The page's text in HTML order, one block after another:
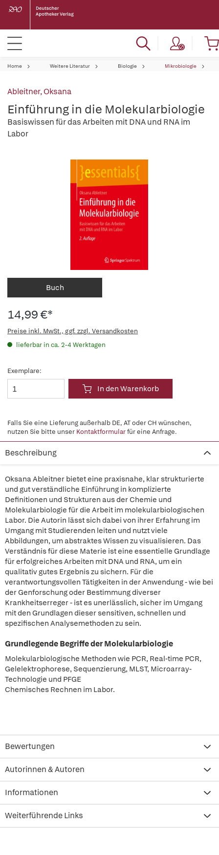
Home Weitere Literatur Biologie Mikrobiologie
Ableitner, Oksana
Einführung in die Molekularbiologie
Basiswissen für das Arbeiten mit DNA und RNA im
Labor
Buch
14,99 €*
Preise inkl. MwSt., ggf. zzgl. Versandkosten
lieferbar in ca. 2-4 Werktagen
Exemplare:
In den Warenkorb
Falls Sie eine Lieferung außerhalb DE, AT oder CH wünschen,
nutzen Sie bitte unser Kontaktformularfür eine Anfrage.
Beschreibung
Oksana Ableitner bietet eine praxisnahe, klar strukturierte
und gut verständliche Einführung in komplizierte
Definitionen und Strukturen aus der Chemie und
Molekularbiologie für die Arbeit im molekularbiologischen
Labor. Die Autorin lässt sich dabei von ihrer Erfahrung im
Umgang mit Studierenden leiten und nutzt viele
Abbildungen, um abstraktes Wissen zu visualisieren. Das
Verständnis für diese Materie ist eine essentielle Grundlage
für erfolgreiches Arbeiten mit DNA und RNA, um ein
qualitativ gutes Ergebnis zu sichern. Für die
verantwortungsvollen Tätigkeiten in der Anwendung - wie bei
der Genforschung oder Bestimmung diverser
Krankheitserreger - ist es unerlässlich, sicher im Umgang
mit den Grundlagen dieser sensitiven, schnellen und
spezifischen Analysemethoden zu sein.
Grundlegende Begriffe der Molekularbiologie
Molekularbiologische Methoden wie PCR, Real-time PCR,
Gelelektrophorese, Sequenzierung, MLST, Microarray-
Technologie und PFGE
Chemisches Rechnen im Labor.
Bewertungen
Autorinnen & Autoren
Informationen
Weiterführende Links